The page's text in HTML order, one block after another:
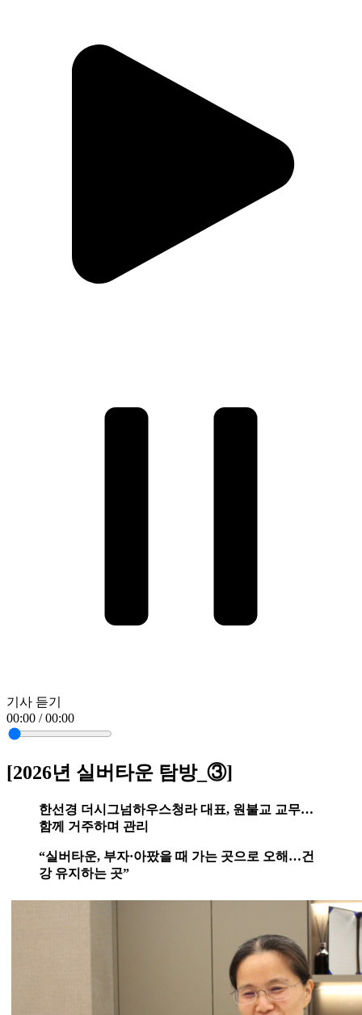
기사 듣기
00:00 / 00:00
[2026년 실버타운 탐방_③]
한선경 더시그넘하우스청라 대표, 원불교 교무…
함께 거주하며 관리
“실버타운, 부자·아팠을 때 가는 곳으로 오해…건
강 유지하는 곳”